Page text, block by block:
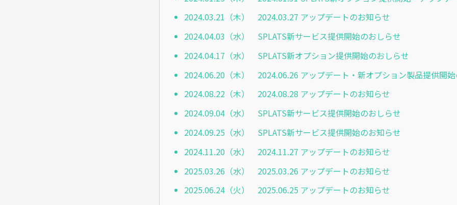
2024.03.21（木） 2024.03.27 アップデートのお知らせ
2024.04.03（水） SPLATS新サービス提供開始のおしらせ
2024.04.17（水） SPLATS新オプション提供開始のおしらせ
2024.06.20（木） 2024.06.26 アップデート・新オプション製品提供開
2024.08.22（木） 2024.08.28 アップデートのお知らせ
2024.09.04（水） SPLATS新サービス提供開始のおしらせ
2024.09.25（水） SPLATS新サービス提供開始のお知らせ
2024.11.20（水） 2024.11.27 アップデートのお知らせ
2025.03.26（水） 2025.03.26 アップデートのお知らせ
2025.06.24（火） 2025.06.25 アップデートのお知らせ